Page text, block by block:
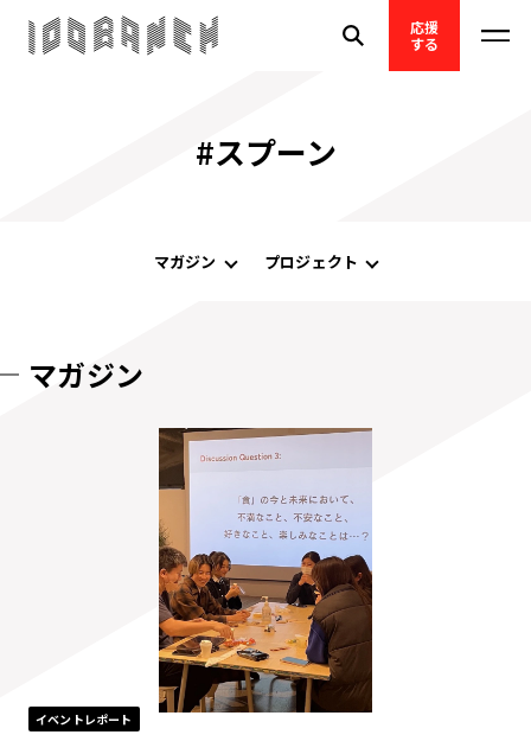
応援
する
#スプーン
マガジン プロジェクト
マガジン
イベントレポート